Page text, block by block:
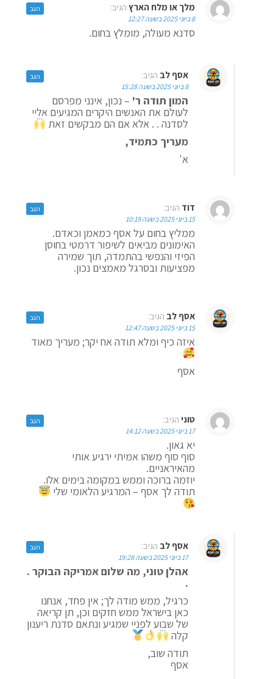
מלך או מלח הארץ הגיב:
8 ביוני 2025 בשעה 12:27
סדנא מעולה, מומלץ בחום.
הגב
אסף לב הגיב:
8 ביוני 2025 בשעה 15:28
המון תודה ר' – נכון, אינני מפרסם
לעולם את האנשים היקרים המגיעים אליי
לסדנה . . אלא אם הם מבקשים זאת
מעריך כתמיד,
א'
הגב
דוד הגיב:
15 ביוני 2025 בשעה 10:19
ממליץ בחום על אסף כמאמן וכאדם.
האימונים מביאים לשיפור דרמטי בחוסן
הפיזי והנפשי בהתמדה, תוך שמירה
מפציעות ובסרגל מאמצים נכון.
הגב
אסף לב הגיב:
15 ביוני 2025 בשעה 12:47
איזה כיף ומלא תודה אח יקר; מעריך מאוד
אסף
הגב
טוני הגיב:
17 ביוני 2025 בשעה 14:12
יא גאון.
סוף סוף משהו אמיתי ירגיע אותי
מהאיראניים.
יוזמה ברוכה וממש במקומה בימים אלו.
תודה לך אסף – המרגיע הלאומי שלי
הגב
אסף לב הגיב:
17 ביוני 2025 בשעה 19:28
אהלן טוני, מה שלום אמריקה הבוקר .
.
כרגיל, ממש מודה לך; אין פחד, אנחנו
כאן בישראל ממש חזקים וכן, תן קריאה
של שבוע לפניי שמגיע ונתאם סדנת ריענון
קלה
תודה שוב,
אסף
הגב